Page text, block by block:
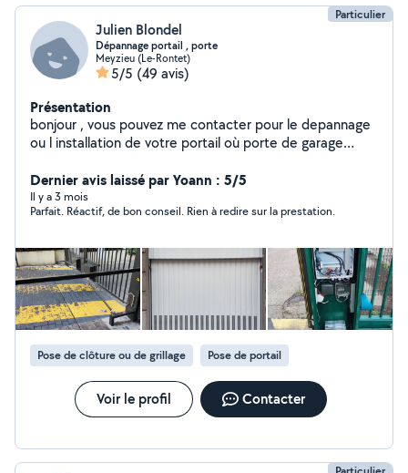
Particulier
Julien Blondel
Dépannage portail , porte
Meyzieu (Le-Rontet)
5/5 (49 avis)
Présentation
bonjour , vous pouvez me contacter pour le depannage
ou l installation de votre portail où porte de garage
vos récepteurs et télécommandes pour l ouverture de
vos automatismes et également pour divers petits
travaux.
Dernier avis laissé par Yoann : 5/5
Il y a 3 mois
Parfait. Réactif, de bon conseil. Rien à redire sur la prestation.
Pose de clôture ou de grillage Pose de portail
Voir le profil Contacter